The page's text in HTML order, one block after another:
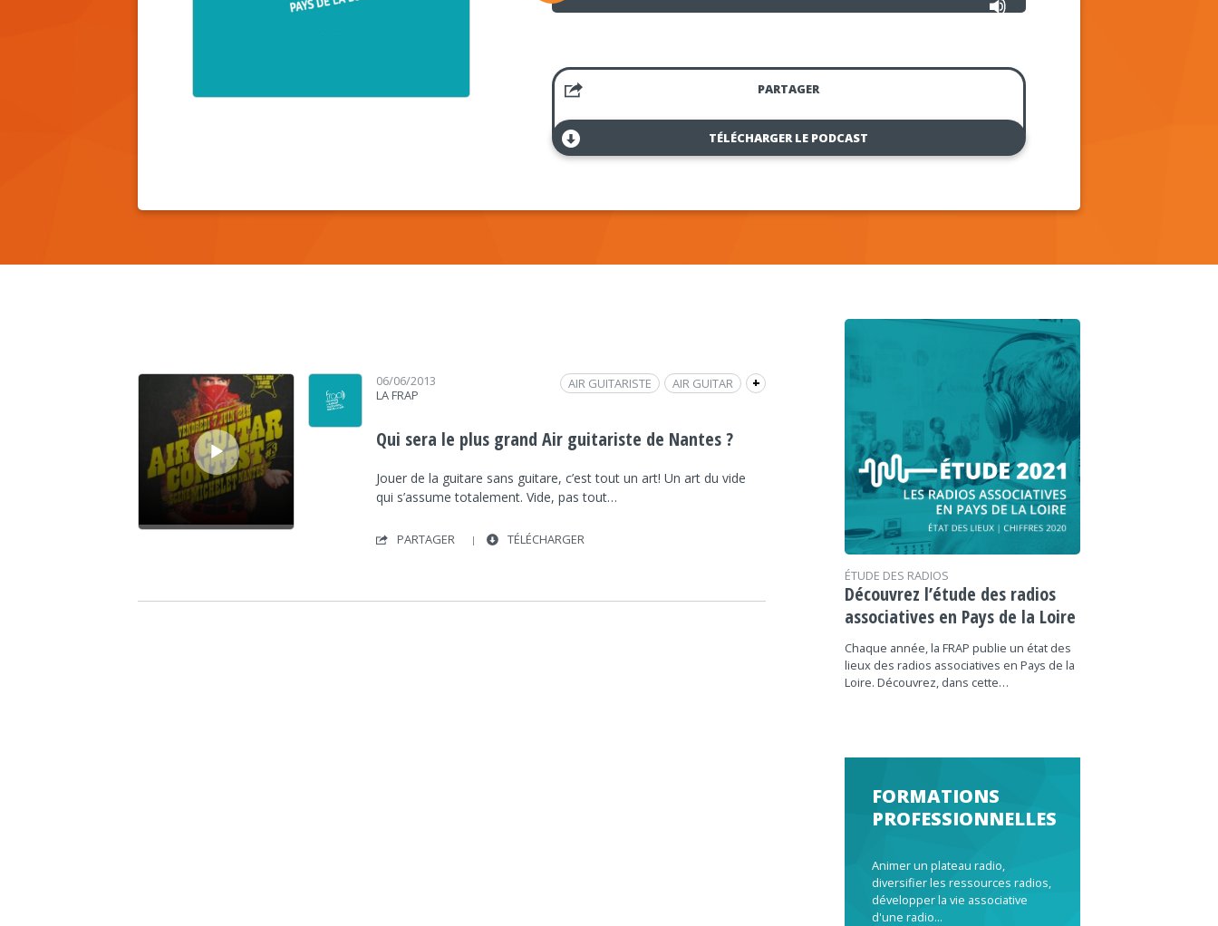
PARTAGER
TÉLÉCHARGER LE PODCAST
Lecteur audio
06/06/2013
LA FRAP
+
AIR GUITAR
AIR GUITARISTE
CONCOURS
CONTEST
CULTURE
CULTURE
SPECTACLE
Qui sera le plus grand Air guitariste de Nantes ?
Jouer de la guitare sans guitare, c’est tout un art! Un art du vide
qui s’assume totalement. Vide, pas tout…
PARTAGER TÉLÉCHARGER
ÉTUDE DES RADIOS
Découvrez l’étude des radios
associatives en Pays de la Loire
Chaque année, la FRAP publie un état des
lieux des radios associatives en Pays de la
Loire. Découvrez, dans cette…
FORMATIONS
PROFESSIONNELLES
Animer un plateau radio,
diversifier les ressources radios,
développer la vie associative
d'une radio...